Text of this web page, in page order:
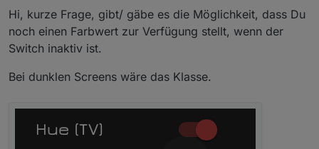
Hi, kurze Frage, gibt/ gäbe es die Möglichkeit, dass Du
noch einen Farbwert zur Verfügung stellt, wenn der
Switch inaktiv ist.
Bei dunklen Screens wäre das Klasse.